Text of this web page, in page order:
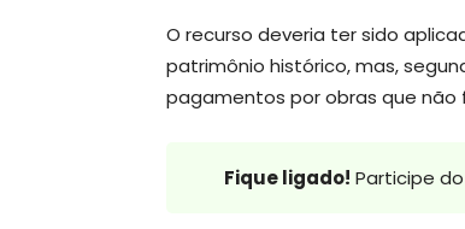
O recurso deveria ter sido
patrimônio histórico, mas,
pagamentos por obras que não
Fique ligado! Participe